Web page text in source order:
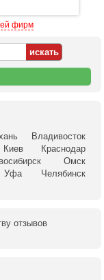
фирм
Владивосток
Киев
Краснодар
Омск
Уфа
Челябинск
отзывов